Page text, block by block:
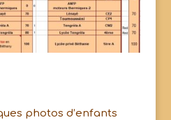
photos d’enfants